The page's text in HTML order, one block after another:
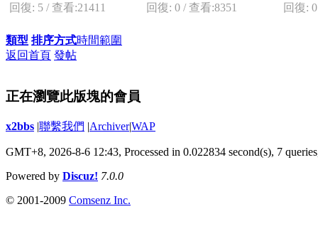
回復: 5 / 查看:21411 回復: 0 / 查看:8351 回復:
類型 排序方式時間範圍
返回首頁 發帖
正在瀏覽此版塊的會員
x2bbs |聯繫我們 |Archiver|WAP
GMT+8, 2026-8-6 12:43, Processed in 0.022834 second(s), 7
Powered by Discuz! 7.0.0
© 2001-2009 Comsenz Inc.